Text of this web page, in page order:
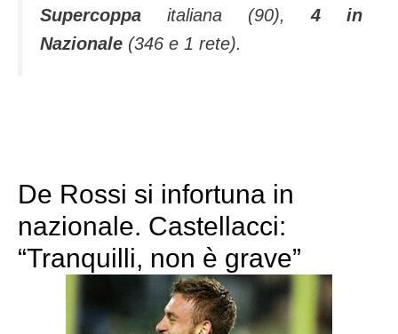
Supercoppa italiana (90),4 in
Nazionale (346 e 1 rete).
De Rossi si infortuna in
nazionale. Castellacci:
“Tranquilli, non è grave”